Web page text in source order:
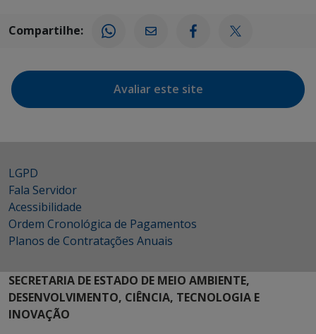
Compartilhe:
Avaliar este site
LGPD
Fala Servidor
Acessibilidade
Ordem Cronológica de Pagamentos
Planos de Contratações Anuais
SECRETARIA DE ESTADO DE MEIO AMBIENTE,
DESENVOLVIMENTO, CIÊNCIA, TECNOLOGIA E
INOVAÇÃO